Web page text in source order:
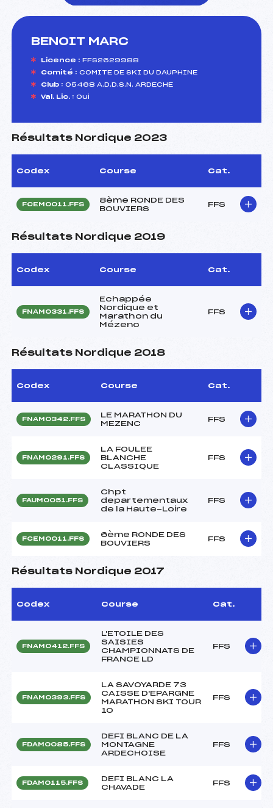
BENOIT MARC
Licence : FFS2629988
Comité : COMITE DE SKI DU DAUPHINE
Club : 05468 A.D.D.S.N. ARDECHE
Val. Lic. : Oui
Résultats Nordique 2023
Codex Course Cat.
FCEM0011.FFS
8ème RONDE DES
BOUVIERS
FFS
Résultats Nordique 2019
Codex Course Cat.
FNAM0331.FFS
Echappée
Nordique et
Marathon du
Mézenc
FFS
Résultats Nordique 2018
Codex Course Cat.
FNAM0342.FFS
LE MARATHON DU
MEZENC
FFS
FNAM0291.FFS
LA FOULEE
BLANCHE
CLASSIQUE
FFS
FAUM0051.FFS
Chpt
departementaux
de la Haute-Loire
FFS
FCEM0011.FFS
6ème RONDE DES
BOUVIERS
FFS
Résultats Nordique 2017
Codex Course Cat.
FNAM0412.FFS
L'ETOILE DES
SAISIES
CHAMPIONNATS DE
FRANCE LD
FFS
FNAM0393.FFS
LA SAVOYARDE 73
CAISSE D'EPARGNE
MARATHON SKI TOUR
10
FFS
FDAM0085.FFS
DEFI BLANC DE LA
MONTAGNE
ARDECHOISE
FFS
FDAM0115.FFS
DEFI BLANC LA
CHAVADE
FFS